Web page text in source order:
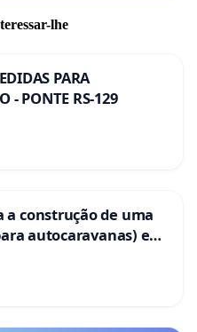
lhe
PARA
- PONTE RS-129
construção de uma
autocaravanas) em